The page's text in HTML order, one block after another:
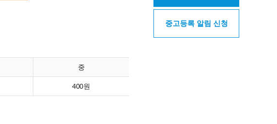
중
400원
중고등록 알림 신청